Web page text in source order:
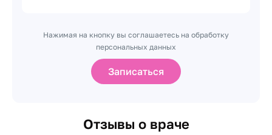
Нажимая на кнопку вы соглашаетесь на обработку
персональных данных
Записаться
Отзывы о враче